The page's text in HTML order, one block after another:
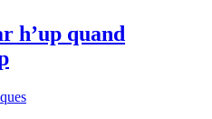
h’up quand